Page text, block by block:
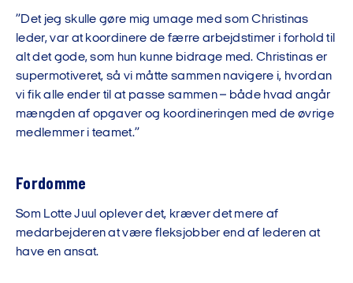
”Det jeg skulle gøre mig umage med som Christinas
leder, var at koordinere de færre arbejdstimer i forhold til
alt det gode, som hun kunne bidrage med. Christinas er
supermotiveret, så vi måtte sammen navigere i, hvordan
vi fik alle ender til at passe sammen – både hvad angår
mængden af opgaver og koordineringen med de øvrige
medlemmer i teamet.”
Fordomme
Som Lotte Juul oplever det, kræver det mere af
medarbejderen at være fleksjobber end af lederen at
have en ansat.